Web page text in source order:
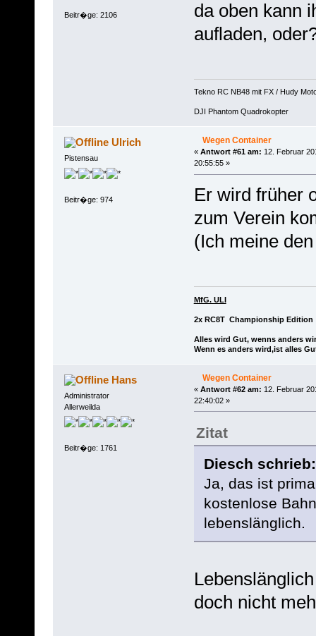
Beitr�ge: 2106
da oben kann
aufladen,
Tekno RC NB48 mit FX / Hudy
DJI Phantom Quadrokopter
Ulrich
Pistensau
Beitr�ge: 974
Wegen Container
« Antwort #61 am: 12. Februar
20:55:55 »
Er wird früher
zum Verein
(Ich meine
MfG. ULI
2x RC8T Championship Edition
Alles wird Gut, wenns anders
Wenn es anders wird,ist alles
Hans
Administrator
Allerweilda
Beitr�ge: 1761
Wegen Container
« Antwort #62 am: 12. Februar
22:40:02 »
Zitat
Diesch schrieb:
Ja, das ist
kostenlose
lebenslänglich.
doch nicht